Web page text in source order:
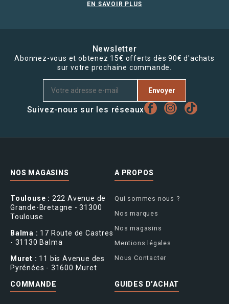
EN SAVOIR PLUS
Newsletter
Abonnez-vous et obtenez 15€ offerts dès 90€ d'achats
sur votre prochaine commande.
Envoyer
Suivez-nous sur les réseaux
NOS MAGASINS
Toulouse : 222 Avenue de
Grande-Bretagne - 31300
Toulouse
Balma : 17 Route de Castres
- 31130 Balma
Muret : 11 bis Avenue des
Pyrénées - 31600 Muret
A PROPOS
Qui sommes-nous ?
Nos marques
Nos magasins
Mentions légales
Nous Contacter
COMMANDE GUIDES D'ACHAT